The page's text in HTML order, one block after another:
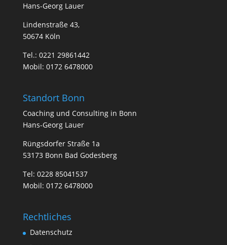
Hans-Georg Lauer
Lindenstraße 43,
50674 Köln
Tel.: 0221 29861442
Mobil: 0172 6478000
Standort Bonn
Coa­ching und Con­sul­ting in Bonn
Hans-Georg Lauer
Rüngsdorfer Straße 1a
53173 Bonn Bad Godesberg
Tel: 0228 85041537
Mobil: 0172 6478000
Rechtliches
Datenschutz